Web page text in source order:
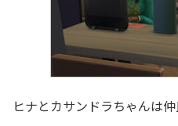
ヒナとカサンドラちゃんは仲